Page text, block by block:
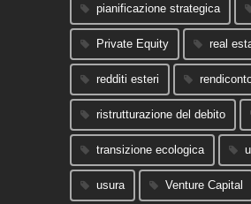
pianificazione strategica
Private Equity real
redditi esteri
ristrutturazione del debito
transizione ecologica
usura Venture Capital